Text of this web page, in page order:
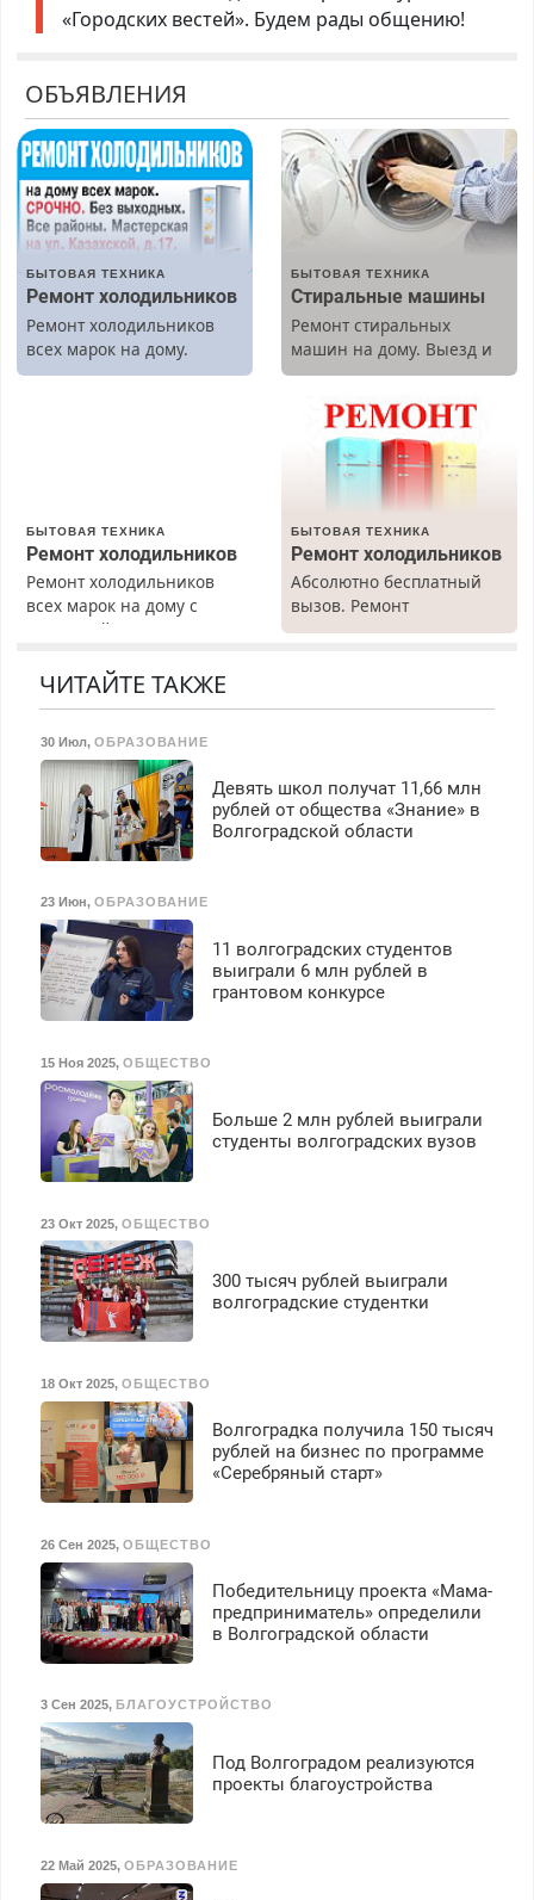
«Городских вестей». Будем рады общению!
ОБЪЯВЛЕНИЯ
БЫТОВАЯ ТЕХНИКА
Ремонт холодильников
Ремонт холодильников
всех марок на дому.
БЫТОВАЯ ТЕХНИКА
Стиральные машины
Ремонт стиральных
машин на дому. Выезд и
диагностика бесплатно.
БЫТОВАЯ ТЕХНИКА
Ремонт холодильников
Ремонт холодильников
всех марок на дому с
гарантией. Замена
Недорого. Без выходных.
БЫТОВАЯ ТЕХНИКА
Ремонт холодильников
Абсолютно бесплатный
вызов. Ремонт
холодильников всех
ЧИТАЙТЕ ТАКЖЕ
30 Июл, ОБРАЗОВАНИЕ
Девять школ получат 11,66 млн
рублей от общества «Знание» в
Волгоградской области
23 Июн, ОБРАЗОВАНИЕ
11 волгоградских студентов
выиграли 6 млн рублей в
грантовом конкурсе
15 Ноя 2025, ОБЩЕСТВО
Больше 2 млн рублей выиграли
студенты волгоградских вузов
23 Окт 2025, ОБЩЕСТВО
300 тысяч рублей выиграли
волгоградские студентки
18 Окт 2025, ОБЩЕСТВО
Волгоградка получила 150 тысяч
рублей на бизнес по программе
«Серебряный старт»
26 Сен 2025, ОБЩЕСТВО
Победительницу проекта «Мама-
предприниматель» определили
в Волгоградской области
3 Сен 2025, БЛАГОУСТРОЙСТВО
Под Волгоградом реализуются
проекты благоустройства
22 Май 2025, ОБРАЗОВАНИЕ